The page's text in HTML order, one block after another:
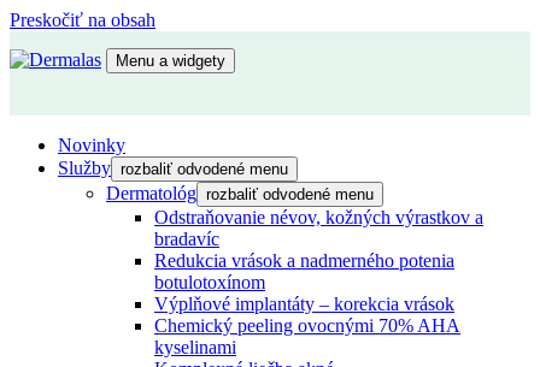
Preskočiť na obsah
Menu a widgety
Novinky
Služby rozbaliť odvodené menu
Dermatológ rozbaliť odvodené menu
Odstraňovanie névov, kožných výrastkov a
bradavíc
Redukcia vrások a nadmerného potenia
botulotoxínom
Výplňové implantáty – korekcia vrások
Chemický peeling ovocnými 70% AHA
kyselinami